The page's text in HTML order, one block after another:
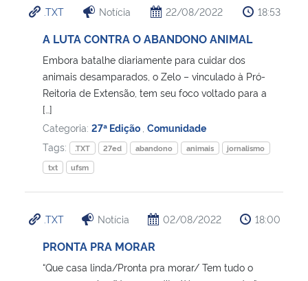
Ministério da Cidadania
Ministério de Minas e Energia
Ministério do Meio Ambiente
Ministério do Turismo
Controladoria-Geral da União
.TXT Notícia 22/08/2022 18:53
A LUTA CONTRA O ABANDONO ANIMAL
Embora batalhe diariamente para cuidar dos
animais desamparados, o Zelo – vinculado à Pró-
Reitoria de Extensão, tem seu foco voltado para a
[…]
Categoria: 27ª Edição Comunidade
Tags:
.TXT 27ed abandono animais
jornalismo
txt
ufsm
.TXT Notícia 02/08/2022 18:00
PRONTA PRA MORAR
“Que casa linda/Pronta pra morar/ Tem tudo o